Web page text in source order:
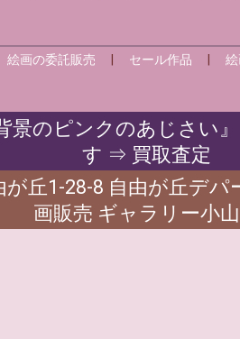
絵画の委託販売 セール作品 |
景のピンクのあじさい
す ⇒ 買取査定
が丘1-28-8 自由が丘デ
画販売 ギャラリー小